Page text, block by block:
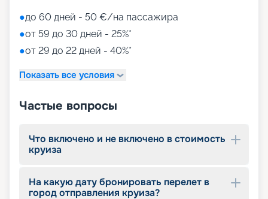
●до 60 дней - 50 €/на пассажира
●от 59 до 30 дней - 25%*
●от 29 до 22 дней - 40%*
Показать все условия
Частые вопросы
Что включено и не включено в стоимость
круиза
На какую дату бронировать перелет в
город отправления круиза?